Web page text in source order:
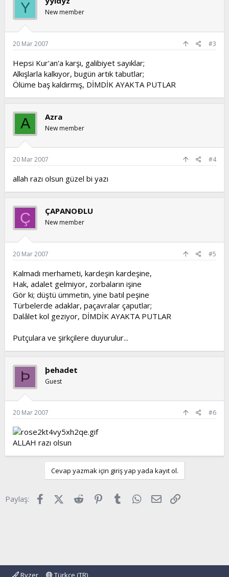
Y New member
20 Mar 2007 #3
Hepsi Kur'an'a karşı, galibiyet sayıklar;
Alkışlarla kalkıyor, bugün artık tabutlar;
Ölüme baş kaldırmış, DİMDİK AYAKTA PUTLAR
A Azra
New member
20 Mar 2007 #4
allah razı olsun güzel bi yazı
Ç ÇAPANOÐLU
New member
20 Mar 2007 #5
Kalmadı merhameti, kardeşin kardeşine,
Hak, adalet gelmiyor, zorbaların işine
Gör ki; düştü ümmetin, yine batıl peşine
Türbelerde adaklar, paçavralar çaputlar;
Dalâlet kol geziyor, DİMDİK AYAKTA PUTLAR
Putçulara ve şirkçilere duyurulur...
Þ þehadet
Guest
20 Mar 2007 #6
ALLAH razı olsun
Cevap yazmak için giriş yap yada kayıt ol.
Paylaş: FacebookX (Twitter)
Reddit Pinterest
Tumblr WhatsApp
E-posta
Ryzer Türkçe (TR)